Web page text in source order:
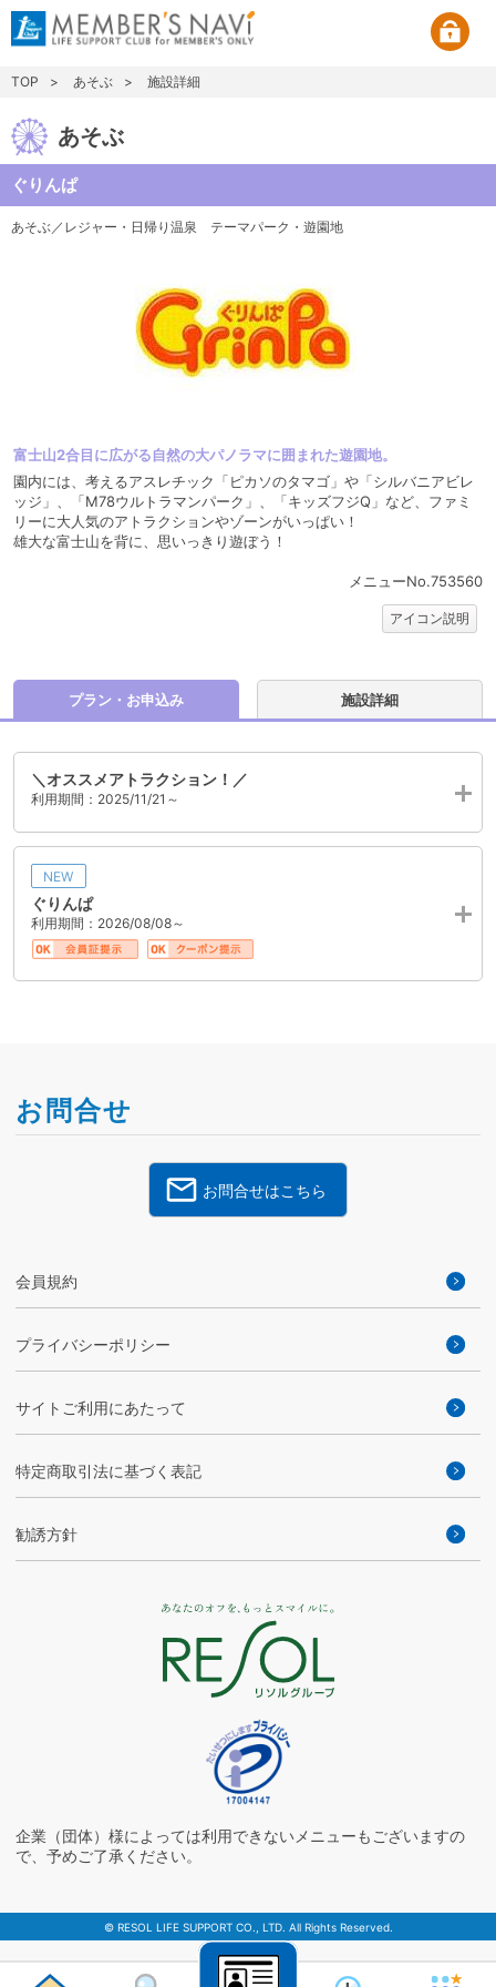
TOP あそぶ 施設詳細
あそぶ
ぐりんぱ
あそぶ／レジャー・日帰り温泉 テーマパーク・遊園地
富士山2合目に広がる自然の大パノラマに囲まれた遊園地。
園内には、考えるアスレチック「ピカソのタマゴ」や「シルバニアビレ
ッジ」、「M78ウルトラマンパーク」、「キッズフジQ」など、ファミ
リーに大人気のアトラクションやゾーンがいっぱい！
雄大な富士山を背に、思いっきり遊ぼう！
メニューNo.753560
アイコン説明
プラン・お申込み 施設詳細
＼オススメアトラクション！／
利用期間：2025/11/21～
NEW
ぐりんぱ
利用期間：2026/08/08～
お問合せ
お問合せはこちら
会員規約
プライバシーポリシー
サイトご利用にあたって
特定商取引法に基づく表記
勧誘方針
企業（団体）様によっては利用できないメニューもございますの
で、予めご了承ください。
© RESOL LIFE SUPPORT CO., LTD. All Rights Reserved.